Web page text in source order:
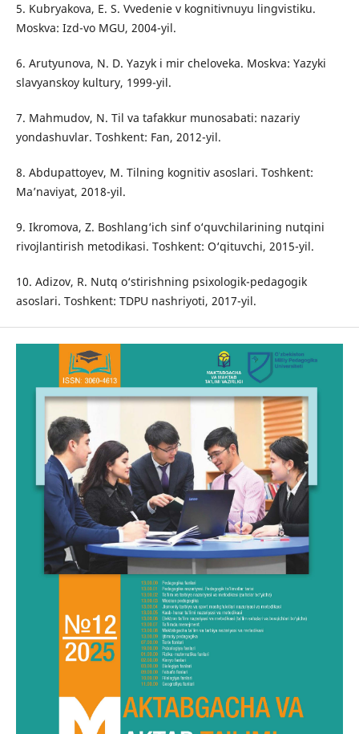
5. Kubryakova, E. S. Vvedenie v kognitivnuyu lingvistiku.
Moskva: Izd-vo MGU, 2004-yil.
6. Arutyunova, N. D. Yazyk i mir cheloveka. Moskva: Yazyki
slavyanskoy kultury, 1999-yil.
7. Mahmudov, N. Til va tafakkur munosabati: nazariy
yondashuvlar. Toshkent: Fan, 2012-yil.
8. Abdupattoyev, M. Tilning kognitiv asoslari. Toshkent:
Ma’naviyat, 2018-yil.
9. Ikromova, Z. Boshlang‘ich sinf o‘quvchilarining nutqini
rivojlantirish metodikasi. Toshkent: O‘qituvchi, 2015-yil.
10. Adizov, R. Nutq o‘stirishning psixologik-pedagogik
asoslari. Toshkent: TDPU nashriyoti, 2017-yil.